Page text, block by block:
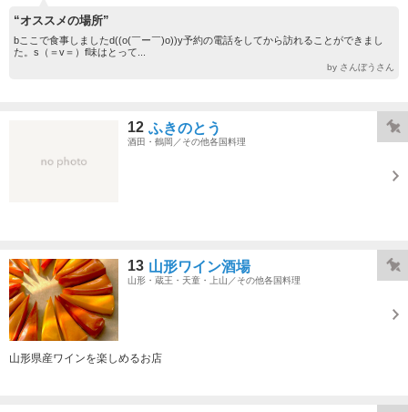
“オススメの場所”
bここで食事しましたd((o(￣ー￣)o))y予約の電話をしてから訪れることができまし
た。s（＝v＝）f味はとって...
by さんぼうさん
12 ふきのとう
酒田・鶴岡／その他各国料理
13 山形ワイン酒場
山形・蔵王・天童・上山／その他各国料理
山形県産ワインを楽しめるお店